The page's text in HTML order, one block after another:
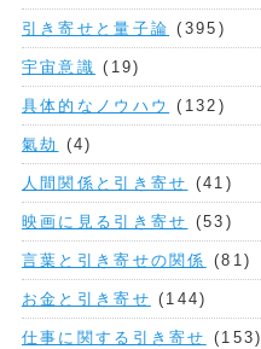
引き寄せと量子論 (395)
宇宙意識 (19)
具体的なノウハウ (132)
氣劫 (4)
人間関係と引き寄せ (41)
映画に見る引き寄せ (53)
言葉と引き寄せの関係 (81)
お金と引き寄せ (144)
仕事に関する引き寄せ (153)